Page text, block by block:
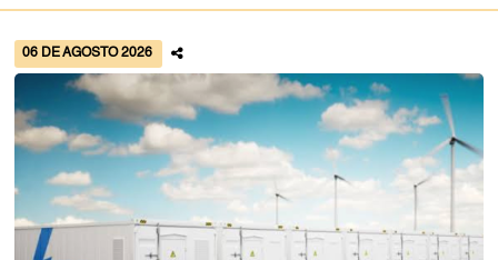
06 DE AGOSTO 2026